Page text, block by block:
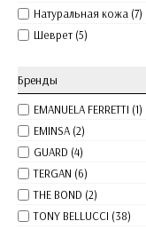
Натуральная кожа (7)
Шеврет (5)
Бренды
EMANUELA FERRETTI (1)
EMINSA (2)
GUARD (4)
TERGAN (6)
THE BOND (2)
TONY BELLUCCI (38)